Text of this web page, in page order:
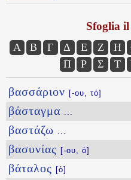
Sfoglia
Α Β Γ Δ Ε Ζ Η
Π
Ρ Σ Τ
βασσάριον [-ου, τό]
βάσταγμα ...
βαστάζω ...
βασυνίας [-ου, ὁ]
βάταλος [ὁ]